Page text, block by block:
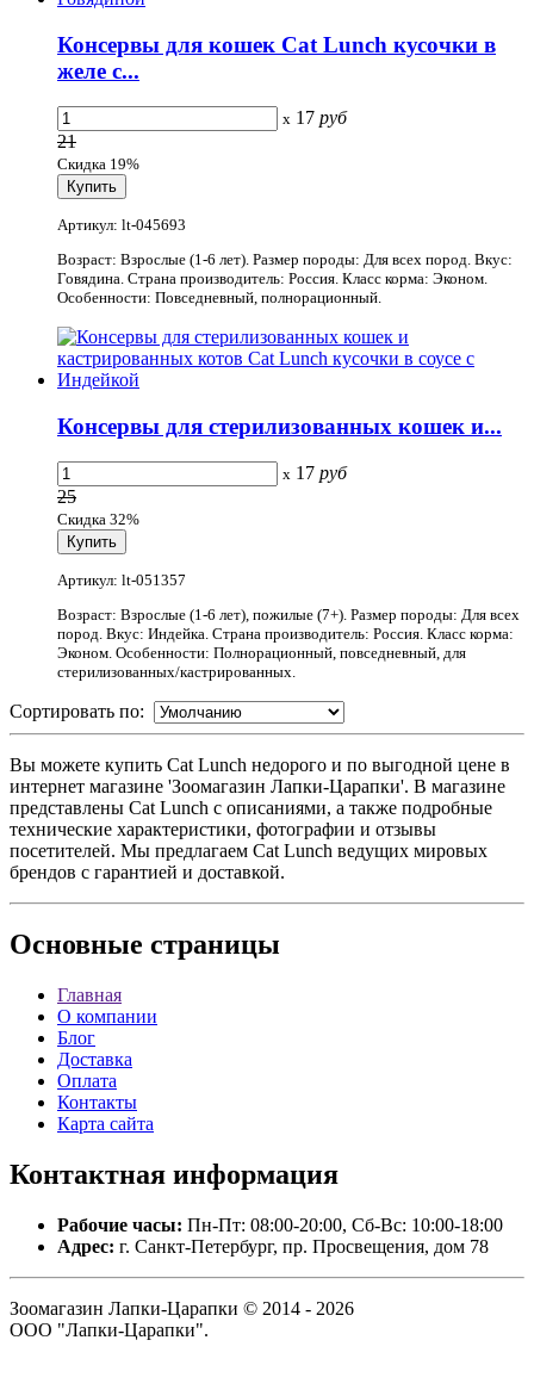
Консервы для кошек Cat Lunch кусочки в
желе с...
x 17 руб
21
Скидка 19%
Артикул: lt-045693
Возраст: Взрослые (1-6 лет). Размер породы: Для всех пород. Вкус:
Говядина. Страна производитель: Россия. Класс корма: Эконом.
Особенности: Повседневный, полнорационный.
Консервы для стерилизованных кошек и...
x 17 руб
25
Скидка 32%
Артикул: lt-051357
Возраст: Взрослые (1-6 лет), пожилые (7+). Размер породы: Для всех
пород. Вкус: Индейка. Страна производитель: Россия. Класс корма:
Эконом. Особенности: Полнорационный, повседневный, для
стерилизованных/кастрированных.
Сортировать по:
Вы можете купить Cat Lunch недорого и по выгодной цене в
интернет магазине 'Зоомагазин Лапки-Царапки'. В магазине
представлены Cat Lunch с описаниями, а также подробные
технические характеристики, фотографии и отзывы
посетителей. Мы предлагаем Cat Lunch ведущих мировых
брендов с гарантией и доставкой.
Основные страницы
Главная
О компании
Блог
Доставка
Оплата
Контакты
Карта сайта
Контактная информация
Рабочие часы: Пн-Пт: 08:00-20:00, Сб-Вс: 10:00-18:00
Адрес: г. Санкт-Петербург, пр. Просвещения, дом 78
Зоомагазин Лапки-Царапки © 2014 - 2026
ООО "Лапки-Царапки".